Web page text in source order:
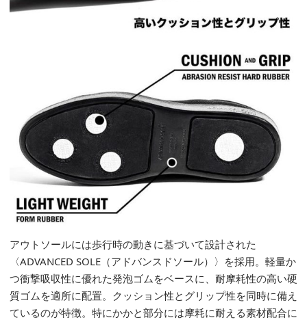
アウトソールには歩行時の動きに基づいて設計された
〈ADVANCED SOLE（アドバンスドソール）〉を採用。軽量か
つ衝撃吸収性に優れた発泡ゴムをベースに、耐摩耗性の高い硬
質ゴムを適所に配置。クッション性とグリップ性を同時に備え
ているのが特徴。特にかかと部分には摩耗に耐える素材配合に